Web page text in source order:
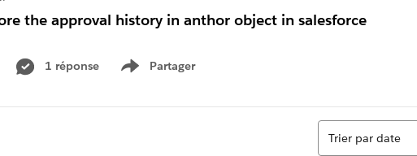
the approval history in anthor object in salesforce
1 réponse Partager
Show menu
Tri
Trier par date